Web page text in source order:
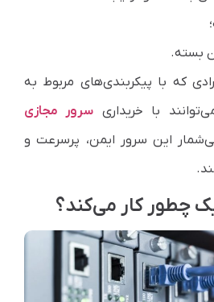
بسته.
که با پیکربندی‌های مربوط به
با خریداری سرور مجازی
بی‌شمار این سرور ایمن، پر‌سرعت و
چطور کار می‌کند؟